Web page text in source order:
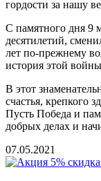
гордости за нашу
С памятного дня 9
десятилетий,
лет по-прежнему
история этой войны
В этот
счастья, крепкого
Пусть Победа и
добрых делах и
07.05.2021